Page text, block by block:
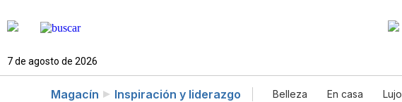
7 de agosto de 2026
Magacín Inspiración y liderazgo Belleza En casa Lujo